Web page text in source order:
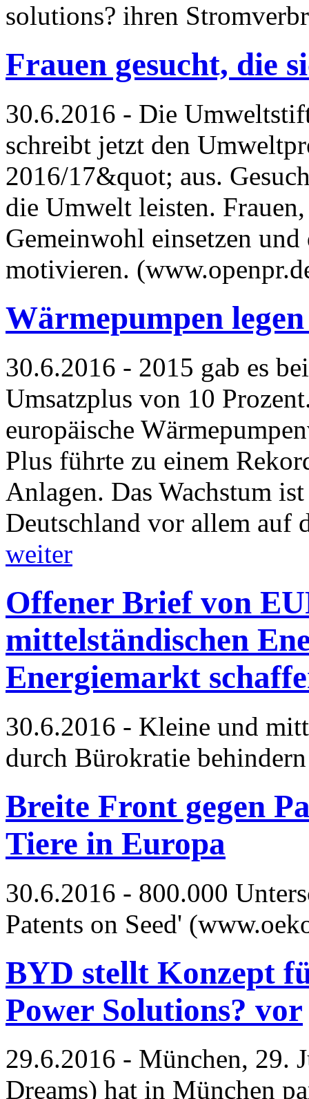
solutions? ihren
Frauen gesucht, die
30.6.2016 - Die
schreibt jetzt den
2016/17&quot; aus.
die Umwelt leisten.
Gemeinwohl einsetzen
motivieren.
Wärmepumpen
30.6.2016 - 2015 gab es
Umsatzplus von 10
europäische
Plus führte zu einem
Anlagen. Das Wachstum
Deutschland vor allem auf
weiter
Offener Brief von
mittelständischen
Energiemarkt
30.6.2016 - Kleine und
durch Bürokratie
Breite Front gegen
Tiere in Europa
30.6.2016 - 800.000
Patents on Seed'
BYD stellt Konzept
Power Solutions? vor
29.6.2016 - München, 29.
Dreams) hat in München